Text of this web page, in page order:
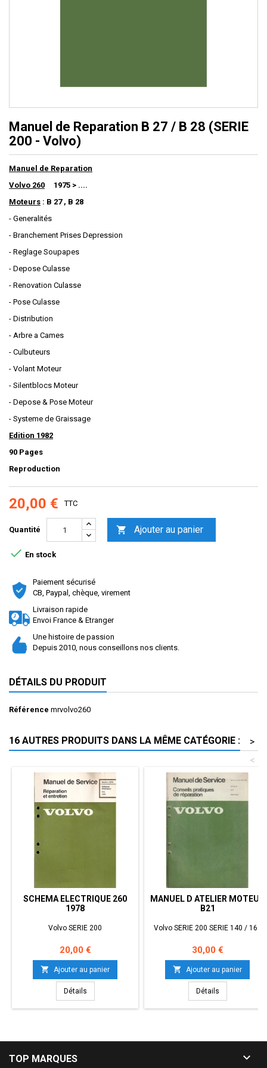
Manuel de Reparation B 27 / B 28 (SERIE
200 - Volvo)
Manuel de Reparation
Volvo 260 1975 > ....
Moteurs : B 27 , B 28
- Generalités
- Branchement Prises Depression
- Reglage Soupapes
- Depose Culasse
- Renovation Culasse
- Pose Culasse
- Distribution
- Arbre a Cames
- Culbuteurs
- Volant Moteur
- Silentblocs Moteur
- Depose & Pose Moteur
- Systeme de Graissage
Edition 1982
90 Pages
Reproduction
20,00 € TTC
Quantité  Ajouter au panier
 En stock
Paiement sécurisé
CB, Paypal, chèque, virement
Livraison rapide
Envoi France & Etranger
Une histoire de passion
Depuis 2010, nous conseillons nos clients.
DÉTAILS DU PRODUIT
Référence mrvolvo260
16 AUTRES PRODUITS DANS LA MÊME CATÉGORIE :
>
<
SCHEMA ELECTRIQUE 260
1978
Volvo SERIE 200
Prix
20,00 €
 Ajouter au panier
Détails
MANUEL D ATELIER MOTEUR
B21
Volvo SERIE 200 SERIE 140 / 164
Prix
30,00 €
 Ajouter au panier
Détails
TOP MARQUES 